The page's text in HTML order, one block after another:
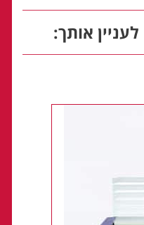
אותך: